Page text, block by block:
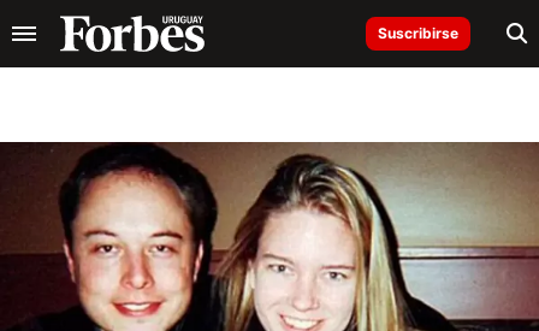
Suscribirse